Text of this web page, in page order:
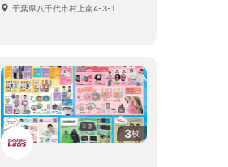
千葉県八千代市村上南4-3-1
3枚